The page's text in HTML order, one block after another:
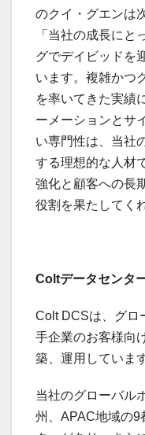
のクイ・グエンは
「当社の成長にと
グでデイビッドを
います。複雑かつ
を率いてきた実績
ーメーションとサ
い専門性は、当社
する理想的な人材
強化と顧客への長
役割を果たしてく
Coltデータセンタ
Colt DCSは、グロ
手企業のお客様向
築、運用していま
当社のグローバル
州、APAC地域の9